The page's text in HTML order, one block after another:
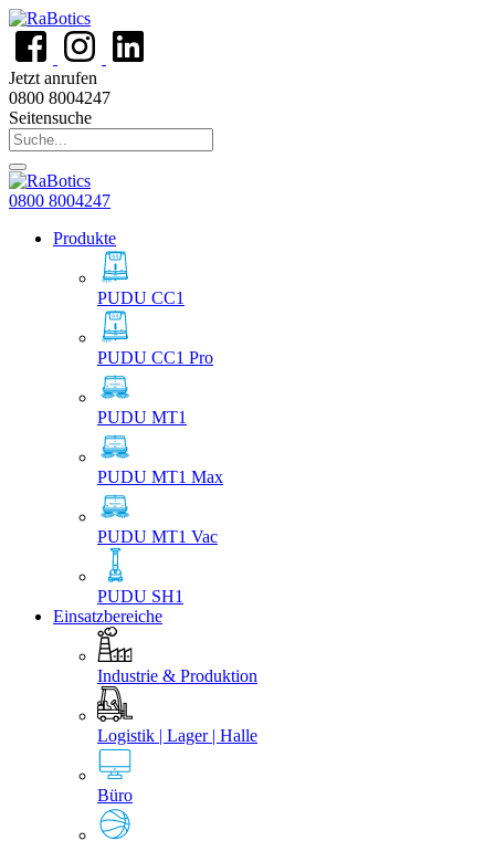
Jetzt anrufen
0800 8004247
Seitensuche
0800 8004247
Produkte
PUDU CC1
PUDU CC1 Pro
PUDU MT1
PUDU MT1 Max
PUDU MT1 Vac
PUDU SH1
Einsatzbereiche
Industrie & Produktion
Logistik | Lager | Halle
Büro